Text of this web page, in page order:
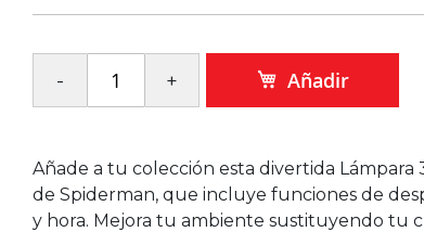
Añadir
Añade a tu colección esta divertida Lámpara
de Spiderman, que incluye funciones de
y hora. Mejora tu ambiente sustituyendo tu